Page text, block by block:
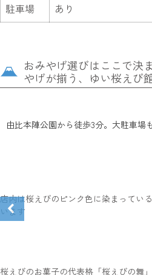
駐車場
あり
おみやげ選びはここで決
やげが揃う、ゆい桜えび
由比本陣公園から徒歩3分。大駐車場
店内は桜えびのピンク色に染まってい
います
桜えびのお菓子の代表格「桜えびの舞